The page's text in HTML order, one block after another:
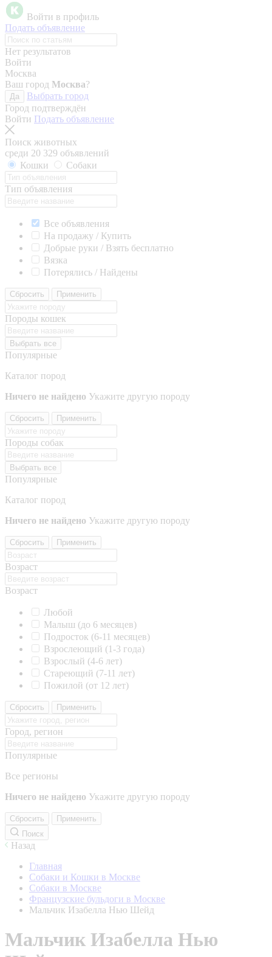
Войти в профиль
Подать объявление
Нет результатов
Войти
Москва
Ваш город Москва?
Да
Выбрать город
Город подтверждён
Войти Подать объявление
Поиск животных
среди 20 329 объявлений
Кошки
Собаки
Тип объявления
Все объявления
На продажу / Купить
Добрые руки / Взять бесплатно
Вязка
Потерялись / Найдены
Сбросить Применить
Породы кошек
Выбрать все
Популярные
Каталог пород
Ничего не найдено Укажите другую породу
Сбросить Применить
Породы собак
Выбрать все
Популярные
Каталог пород
Ничего не найдено Укажите другую породу
Сбросить Применить
Возраст
Возраст
Любой
Малыш (до 6 месяцев)
Подросток (6-11 месяцев)
Взрослеющий (1-3 года)
Взрослый (4-6 лет)
Стареющий (7-11 лет)
Пожилой (от 12 лет)
Сбросить Применить
Город, регион
Популярные
Все регионы
Ничего не найдено Укажите другую породу
Сбросить
Применить
Поиск
Назад
Главная
Собаки и Кошки в Москве
Собаки в Москве
Французские бульдоги в Москве
Мальчик Изабелла Нью Шейд
Мальчик Изабелла Нью